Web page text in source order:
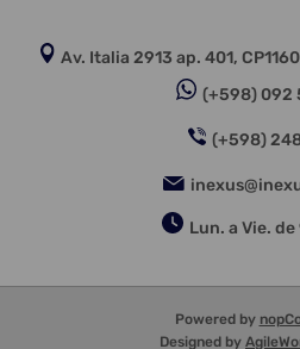
Av. Italia 2913 ap. 401,
(+598) 092
(+598)
Lun. a Vie. de
Powered by
Designed by